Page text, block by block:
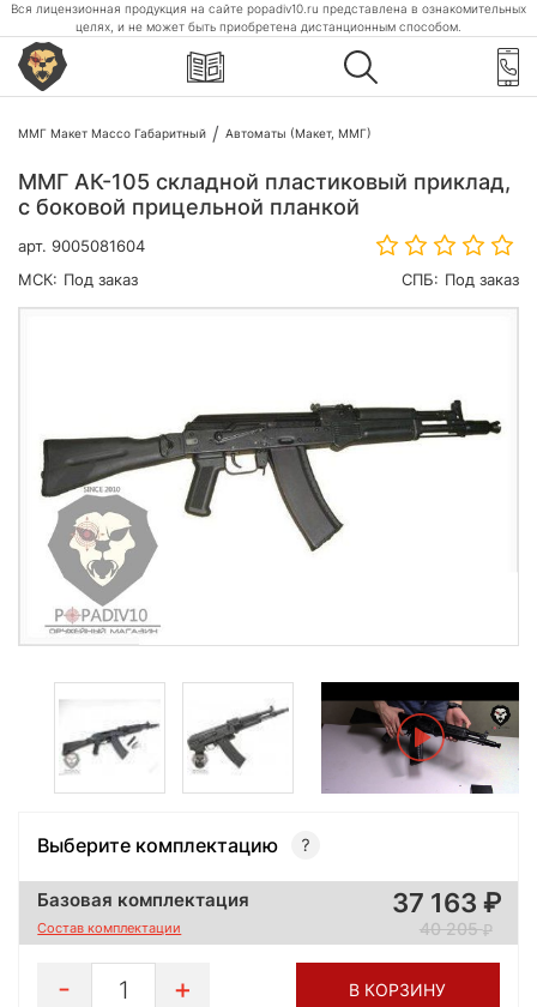
Вся лицензионная продукция на сайте popadiv10.ru представлена в ознакомительных
целях, и не может быть приобретена дистанционным способом.
ММГ Макет Массо Габаритный Автоматы (Макет, ММГ)
ММГ АК-105 складной пластиковый приклад,
с боковой прицельной планкой
арт. 9005081604
МСК: Под заказ СПБ: Под заказ
Выберите комплектацию
Базовая комплектация
Состав комплектации
37 163
40 205
1 В КОРЗИНУ